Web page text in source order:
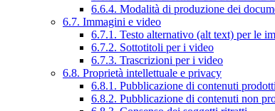
6.6.4. Modalità di produzione dei
6.7. Immagini e video
6.7.1. Testo alternativo (alt text) per le
6.7.2. Sottotitoli per i video
6.7.3. Trascrizioni per i video
6.8. Proprietà intellettuale e privacy
6.8.1. Pubblicazione di contenuti
6.8.2. Pubblicazione di contenuti non